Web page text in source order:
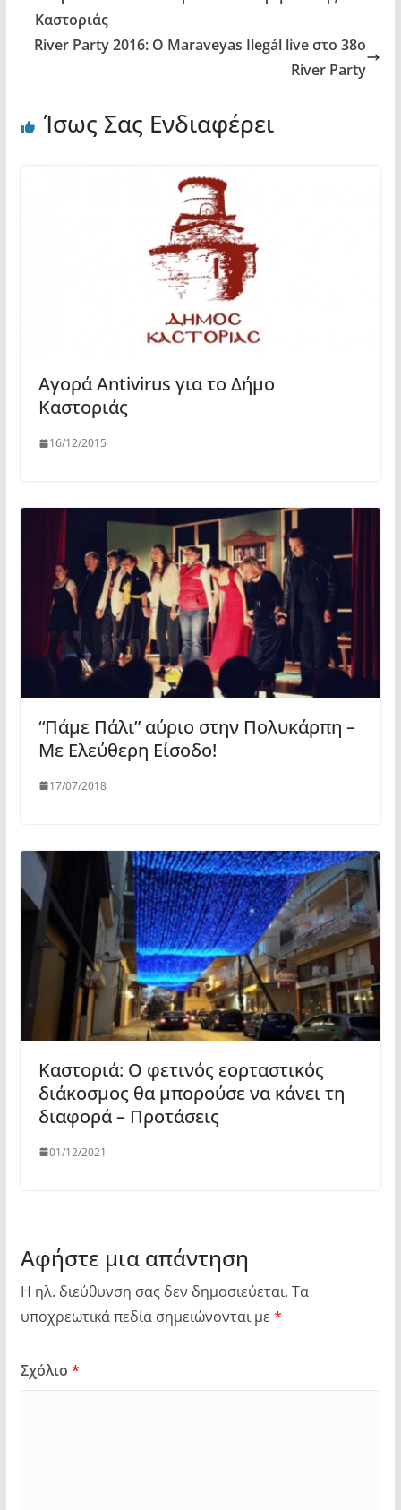
Καστοριάς
River Party 2016: O Maraveyas Ιlegál live στο 38ο
River Party
Ίσως Σας Ενδιαφέρει
Αγορά Antivirus για το Δήμο
Καστοριάς
16/12/2015
“Πάμε Πάλι” αύριο στην Πολυκάρπη –
Με Ελεύθερη Είσοδο!
17/07/2018
Καστοριά: Ο φετινός εορταστικός
διάκοσμος θα μπορούσε να κάνει τη
διαφορά – Προτάσεις
01/12/2021
Αφήστε μια απάντηση
Η ηλ. διεύθυνση σας δεν δημοσιεύεται. Τα
υποχρεωτικά πεδία σημειώνονται με *
Σχόλιο *